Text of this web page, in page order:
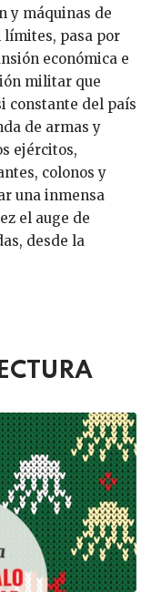
y máquinas de
pasa por
económica e
militar que
constante del país
de armas y
ejércitos,
colonos y
una inmensa
el auge de
desde la